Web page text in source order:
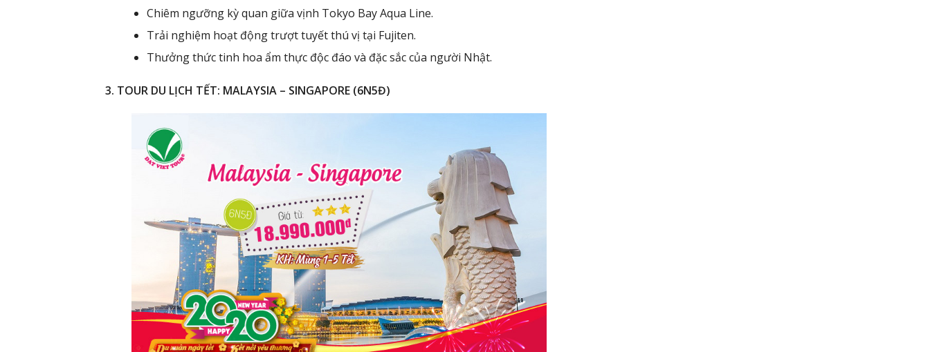
Chiêm ngưỡng kỳ quan giữa vịnh Tokyo Bay Aqua Line.
Trải nghiệm hoạt động trượt tuyết thú vị tại Fujiten.
Thưởng thức tinh hoa ẩm thực độc đáo và đặc sắc của người Nhật.
3. TOUR DU LỊCH TẾT: MALAYSIA – SINGAPORE (6N5Đ)